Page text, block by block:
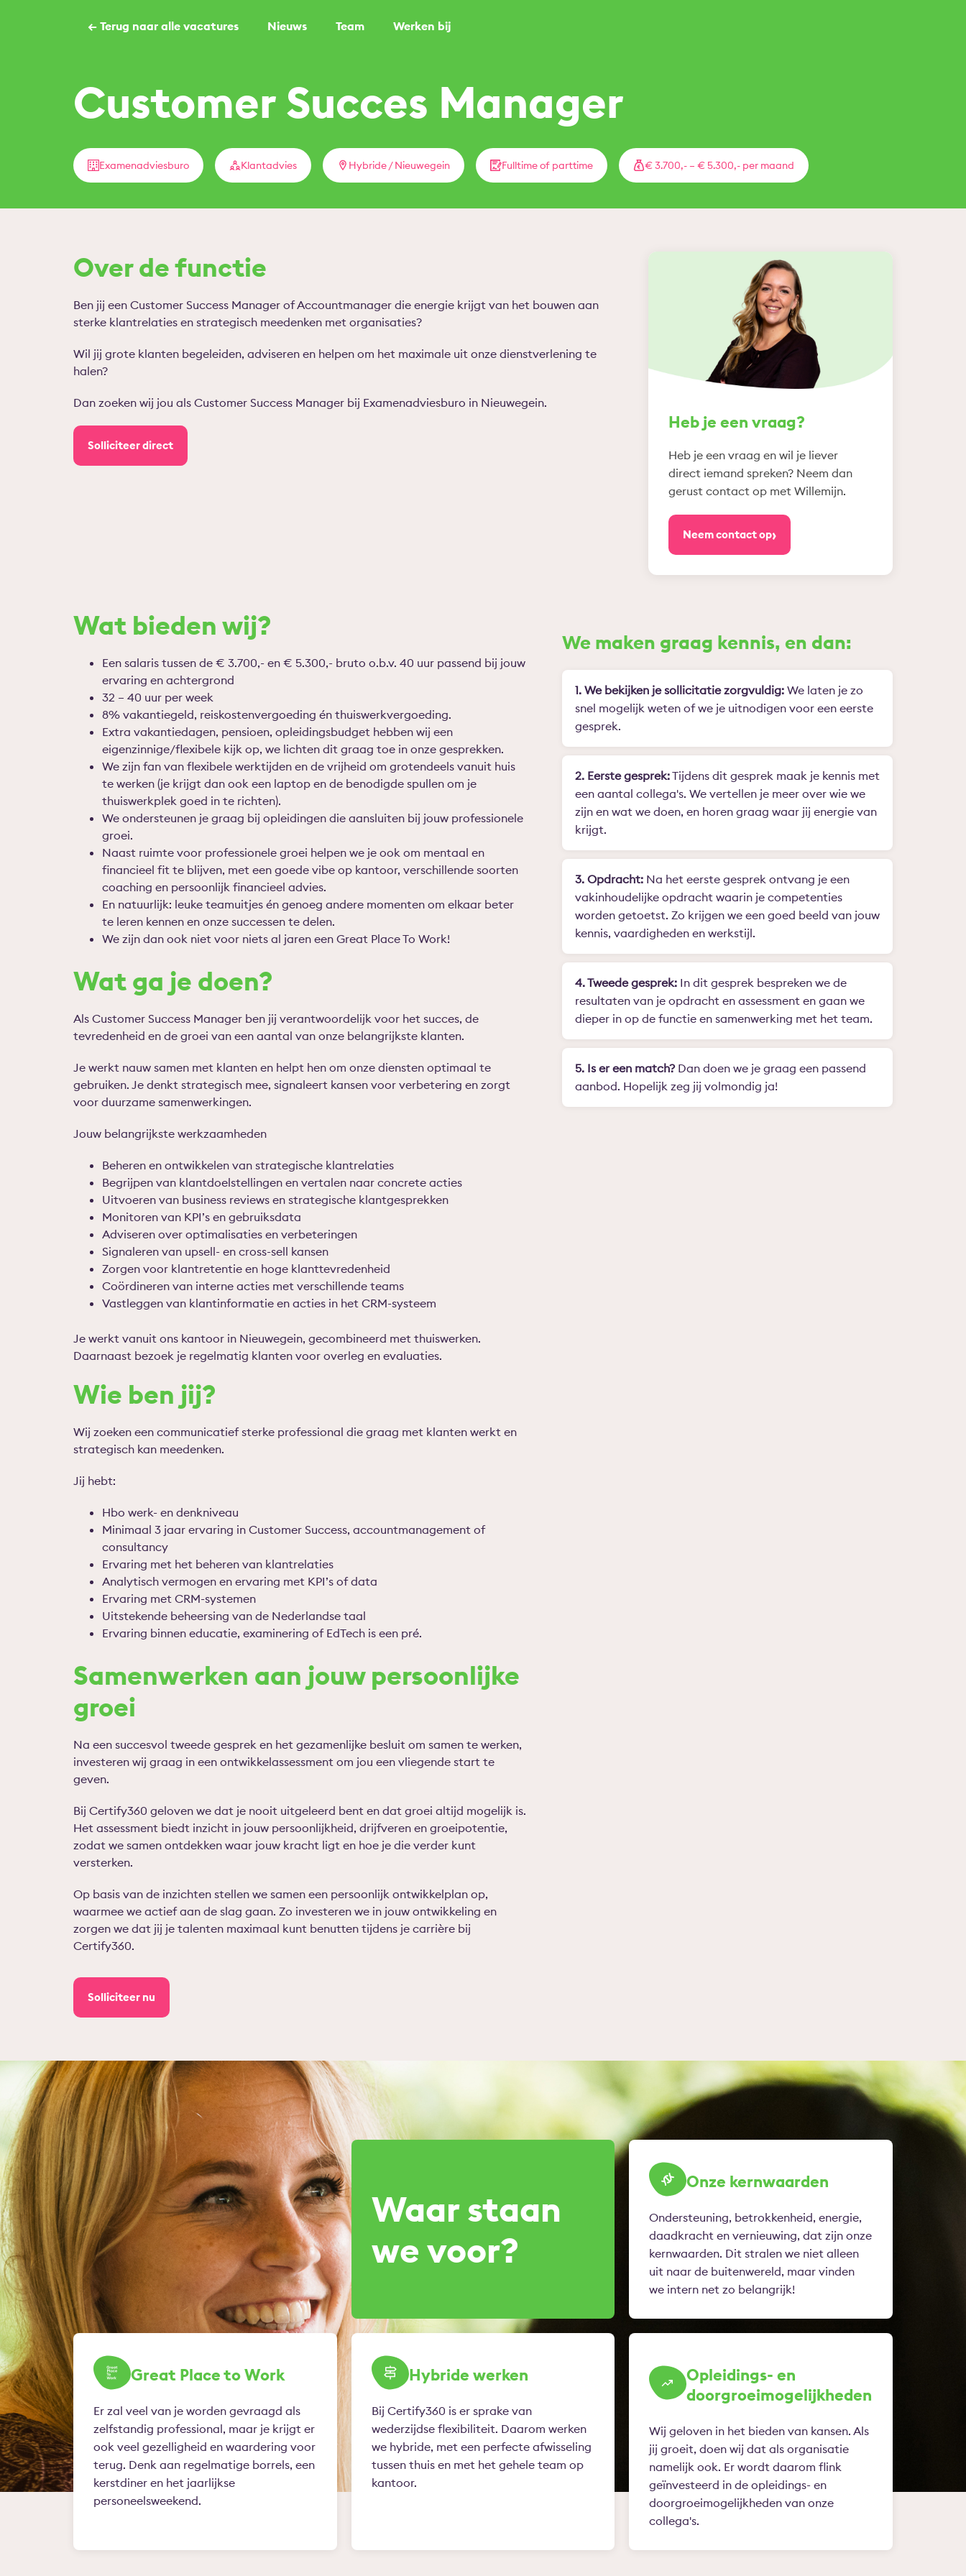
← Terug naar alle vacatures Nieuws Team Werken bij
Customer Succes Manager
Examenadviesburo Klantadvies Hybride / Nieuwegein Fulltime of parttime € 3.700,- – € 5.300,- per maand
Over de functie
Ben jij een Customer Success Manager of Accountmanager die energie krijgt van het bouwen aan
sterke klantrelaties en strategisch meedenken met organisaties?
Wil jij grote klanten begeleiden, adviseren en helpen om het maximale uit onze dienstverlening te
halen?
Dan zoeken wij jou als Customer Success Manager bij Examenadviesburo in Nieuwegein.
Solliciteer direct
Heb je een vraag?
Heb je een vraag en wil je liever
direct iemand spreken? Neem dan
gerust contact op met Willemijn.
Neem contact op›
Wat bieden wij?
Een salaris tussen de € 3.700,- en € 5.300,- bruto o.b.v. 40 uur passend bij jouw
ervaring en achtergrond
32 – 40 uur per week
8% vakantiegeld, reiskostenvergoeding én thuiswerkvergoeding.
Extra vakantiedagen, pensioen, opleidingsbudget hebben wij een
eigenzinnige/flexibele kijk op, we lichten dit graag toe in onze gesprekken.
We zijn fan van flexibele werktijden en de vrijheid om grotendeels vanuit huis
te werken (je krijgt dan ook een laptop en de benodigde spullen om je
thuiswerkplek goed in te richten).
We ondersteunen je graag bij opleidingen die aansluiten bij jouw professionele
groei.
Naast ruimte voor professionele groei helpen we je ook om mentaal en
financieel fit te blijven, met een goede vibe op kantoor, verschillende soorten
coaching en persoonlijk financieel advies.
En natuurlijk: leuke teamuitjes én genoeg andere momenten om elkaar beter
te leren kennen en onze successen te delen.
We zijn dan ook niet voor niets al jaren een Great Place To Work!
Wat ga je doen?
Als Customer Success Manager ben jij verantwoordelijk voor het succes, de
tevredenheid en de groei van een aantal van onze belangrijkste klanten.
Je werkt nauw samen met klanten en helpt hen om onze diensten optimaal te
gebruiken. Je denkt strategisch mee, signaleert kansen voor verbetering en zorgt
voor duurzame samenwerkingen.
Jouw belangrijkste werkzaamheden
Beheren en ontwikkelen van strategische klantrelaties
Begrijpen van klantdoelstellingen en vertalen naar concrete acties
Uitvoeren van business reviews en strategische klantgesprekken
Monitoren van KPI’s en gebruiksdata
Adviseren over optimalisaties en verbeteringen
Signaleren van upsell- en cross-sell kansen
Zorgen voor klantretentie en hoge klanttevredenheid
Coördineren van interne acties met verschillende teams
Vastleggen van klantinformatie en acties in het CRM-systeem
Je werkt vanuit ons kantoor in Nieuwegein, gecombineerd met thuiswerken.
Daarnaast bezoek je regelmatig klanten voor overleg en evaluaties.
Wie ben jij?
Wij zoeken een communicatief sterke professional die graag met klanten werkt en
strategisch kan meedenken.
Jij hebt:
Hbo werk- en denkniveau
Minimaal 3 jaar ervaring in Customer Success, accountmanagement of
consultancy
Ervaring met het beheren van klantrelaties
Analytisch vermogen en ervaring met KPI’s of data
Ervaring met CRM-systemen
Uitstekende beheersing van de Nederlandse taal
Ervaring binnen educatie, examinering of EdTech is een pré.
Samenwerken aan jouw persoonlijke
groei
Na een succesvol tweede gesprek en het gezamenlijke besluit om samen te werken,
investeren wij graag in een ontwikkelassessment om jou een vliegende start te
geven.
Bij Certify360 geloven we dat je nooit uitgeleerd bent en dat groei altijd mogelijk is.
Het assessment biedt inzicht in jouw persoonlijkheid, drijfveren en groeipotentie,
zodat we samen ontdekken waar jouw kracht ligt en hoe je die verder kunt
versterken.
Op basis van de inzichten stellen we samen een persoonlijk ontwikkelplan op,
waarmee we actief aan de slag gaan. Zo investeren we in jouw ontwikkeling en
zorgen we dat jij je talenten maximaal kunt benutten tijdens je carrière bij
Certify360.
Solliciteer nu
We maken graag kennis, en dan:
1. We bekijken je sollicitatie zorgvuldig: We laten je zo
snel mogelijk weten of we je uitnodigen voor een eerste
gesprek.
2. Eerste gesprek:Tijdens dit gesprek maak je kennis met
een aantal collega's. We vertellen je meer over wie we
zijn en wat we doen, en horen graag waar jij energie van
krijgt.
3. Opdracht: Na het eerste gesprek ontvang je een
vakinhoudelijke opdracht waarin je competenties
worden getoetst. Zo krijgen we een goed beeld van jouw
kennis, vaardigheden en werkstijl.
4. Tweede gesprek: In dit gesprek bespreken we de
resultaten van je opdracht en assessment en gaan we
dieper in op de functie en samenwerking met het team.
5. Is er een match?Dan doen we je graag een passend
aanbod. Hopelijk zeg jij volmondig ja!
Waar staan
we voor?
Onze kernwaarden
Ondersteuning, betrokkenheid, energie,
daadkracht en vernieuwing, dat zijn onze
kernwaarden. Dit stralen we niet alleen
uit naar de buitenwereld, maar vinden
we intern net zo belangrijk!
Great Place to Work
Er zal veel van je worden gevraagd als
zelfstandig professional, maar je krijgt er
ook veel gezelligheid en waardering voor
terug. Denk aan regelmatige borrels, een
kerstdiner en het jaarlijkse
personeelsweekend.
Hybride werken
Bij Certify360 is er sprake van
wederzijdse flexibiliteit. Daarom werken
we hybride, met een perfecte afwisseling
tussen thuis en met het gehele team op
kantoor.
Opleidings- en
doorgroeimogelijkheden
Wij geloven in het bieden van kansen. Als
jij groeit, doen wij dat als organisatie
namelijk ook. Er wordt daarom flink
geïnvesteerd in de opleidings- en
doorgroeimogelijkheden van onze
collega's.